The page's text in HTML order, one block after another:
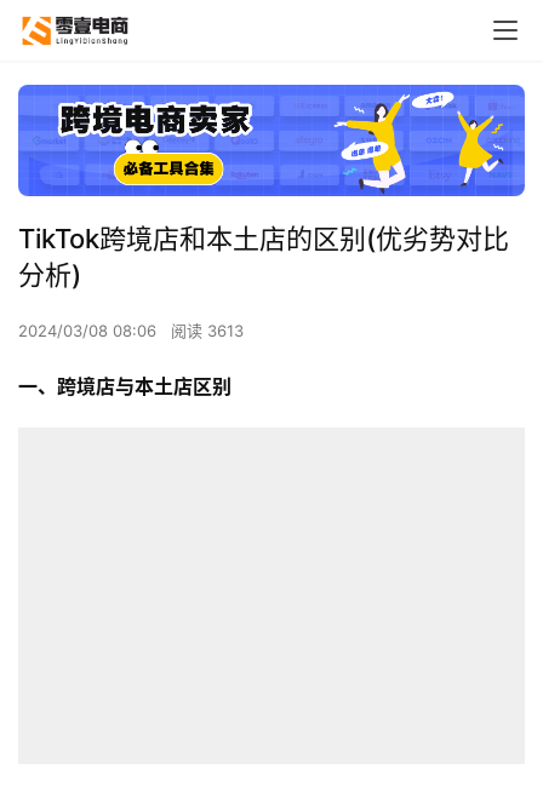
TikTok跨境店和本土店的区别(优劣势对比
分析)
2024/03/08 08:06 阅读 3613
一、跨境店与本土店区别